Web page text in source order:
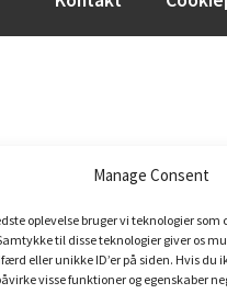
Manage Consent
oplevelse bruger vi teknologier
til disse teknologier giver os
eller unikke ID’er på siden. Hvis
visse funktioner og egenskaber